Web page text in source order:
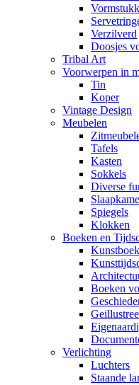
Verzilverd
Doosjes
Tribal Art
Voorwerpen in
Tin
Koper
Vintage Design
Meubelen
Tafels
Kasten
Sokkels
Diverse
Spiegels
Klokken
Boeken en
Boeken
Verlichting
Luchters
Staande